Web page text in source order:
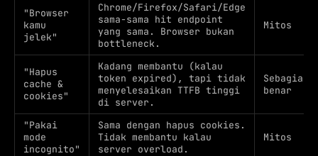
"Browser
kamu
jelek"
Chrome/Firefox/Safari/Edge
sama-sama hit endpoint
yang sama. Browser bukan
bottleneck.
Mitos
"Hapus
cache &
cookies"
Kadang membantu (kalau
token expired), tapi tidak
menyelesaikan TTFB tinggi
di server.
Sebagian
benar
"Pakai
mode
incognito"
Sama dengan hapus cookies.
Tidak membantu kalau
server overload.
Mitos